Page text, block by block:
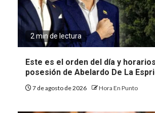
2 min de lectura
Este es el orden del día y
posesión de Abelardo De La
7 de agosto de 2026 Hora En Punto